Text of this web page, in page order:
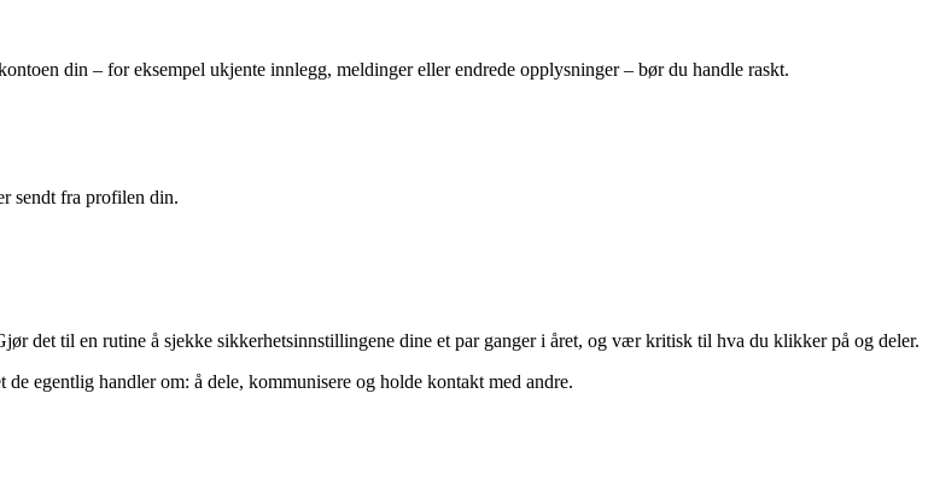
din – for eksempel ukjente innlegg, meldinger eller endrede opplysninger – bør du handle raskt.
sendt fra profilen din.
det til en rutine å sjekke sikkerhetsinnstillingene dine et par ganger i året, og vær kritisk til hva du klikker på og deler.
egentlig handler om: å dele, kommunisere og holde kontakt med andre.